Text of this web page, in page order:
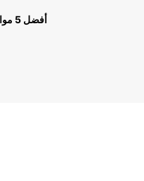
أفضل 5 مواقع في المنامة